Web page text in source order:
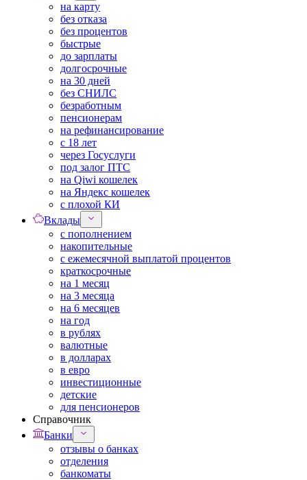
на карту
без отказа
без процентов
быстрые
до зарплаты
долгосрочные
на 30 дней
без СНИЛС
безработным
пенсионерам
на рефинансирование
с 18 лет
через Госуслуги
под залог ПТС
на Qiwi кошелек
на Яндекс кошелек
с плохой КИ
Вклады
с пополнением
накопительные
с ежемесячной выплатой процентов
краткосрочные
на 1 месяц
на 3 месяца
на 6 месяцев
на год
в рублях
валютные
в долларах
в евро
инвестиционные
детские
для пенсионеров
Справочник
Банки
отзывы о банках
отделения
банкоматы